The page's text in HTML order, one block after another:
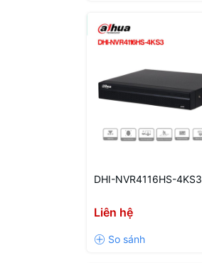
DHI-NVR4116HS-4KS3
Liên hệ